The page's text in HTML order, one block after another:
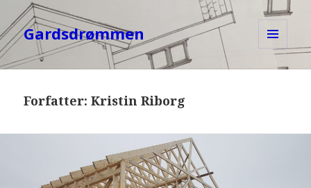
Gardsdrømmen
MENY
OG
Forfatter:Kristin Riborg